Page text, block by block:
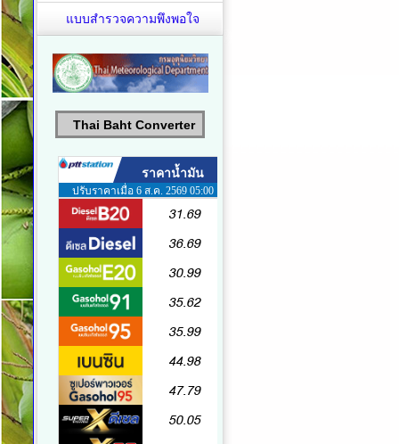
แบบสำรวจความพึงพอใจ
Thai Baht Converter